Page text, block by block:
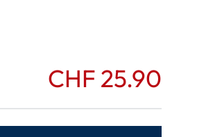
CHF 25.90